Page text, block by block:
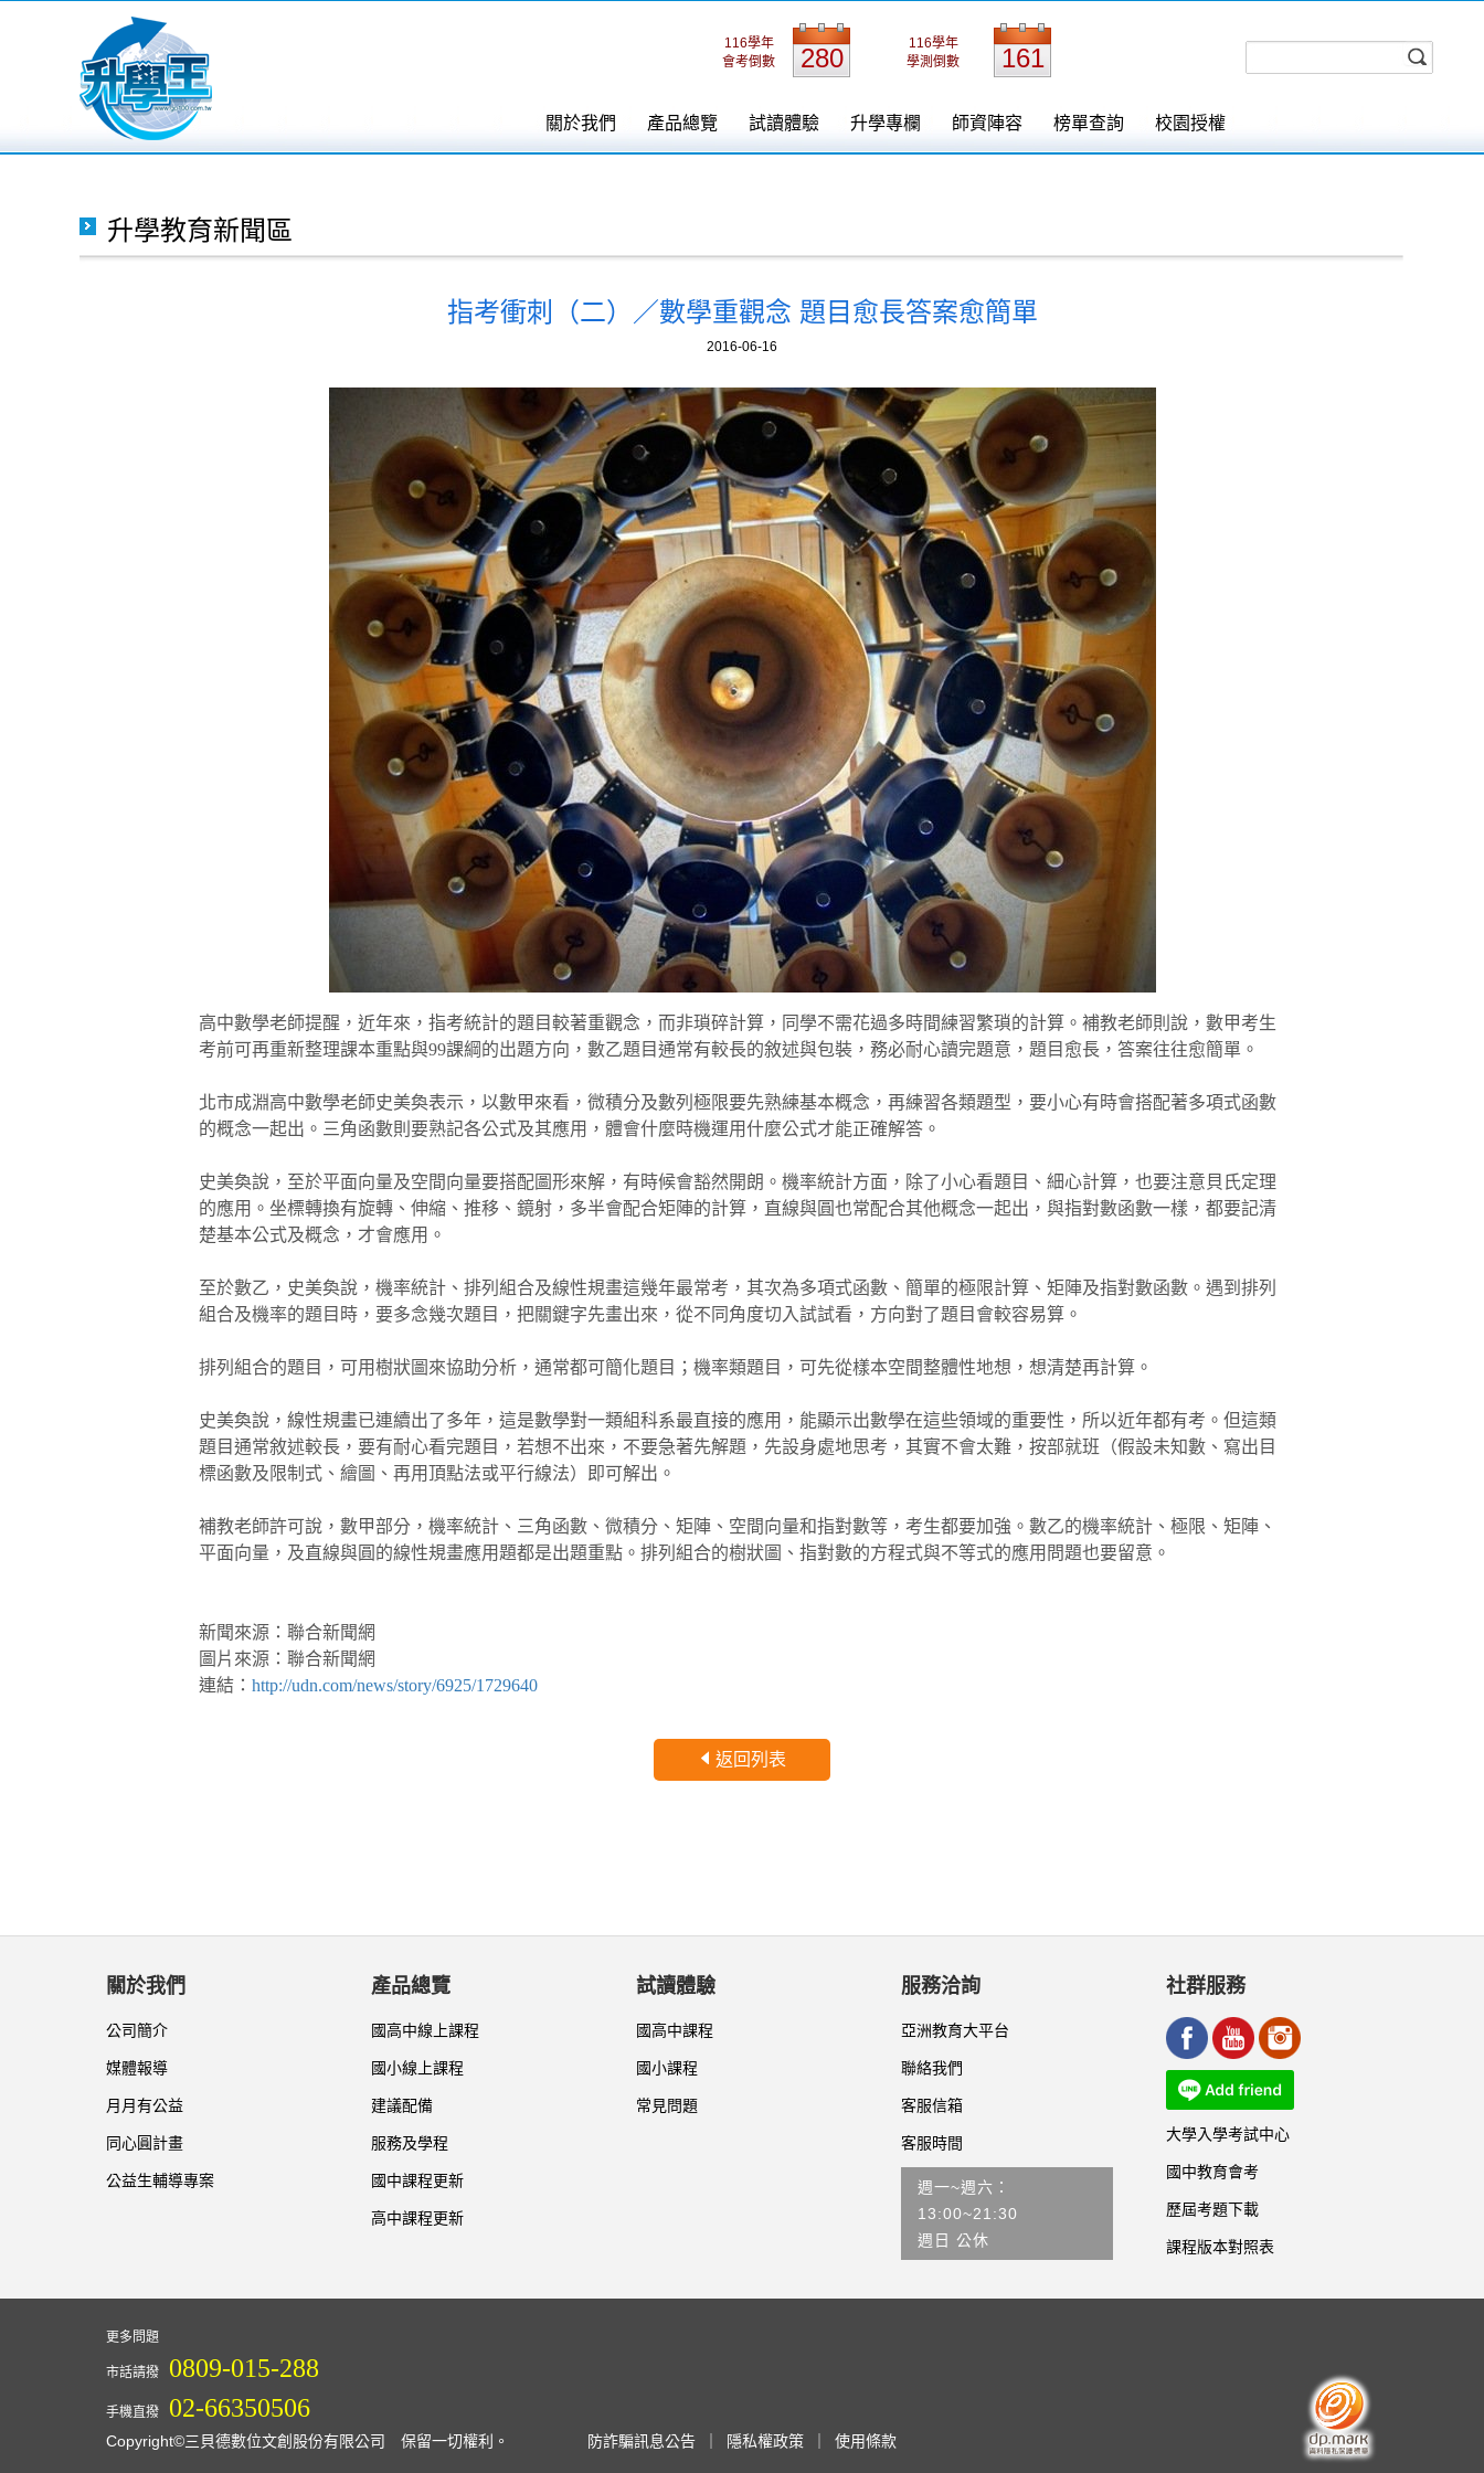
關於我們 產品總覽 試讀體驗 升學專欄 師資陣容 榜單查詢 校園授權
116學年
會考倒數
280
116學年
學測倒數
161
升學教育新聞區
指考衝刺（二）／數學重觀念 題目愈長答案愈簡單
2016-06-16
高中數學老師提醒，近年來，指考統計的題目較著重觀念，而非瑣碎計算，同學不需花過多時間練習繁瑣的計算。補教老師則說，數甲考生
考前可再重新整理課本重點與99課綱的出題方向，數乙題目通常有較長的敘述與包裝，務必耐心讀完題意，題目愈長，答案往往愈簡單。
北市成淵高中數學老師史美奐表示，以數甲來看，微積分及數列極限要先熟練基本概念，再練習各類題型，要小心有時會搭配著多項式函數
的概念一起出。三角函數則要熟記各公式及其應用，體會什麼時機運用什麼公式才能正確解答。
史美奐說，至於平面向量及空間向量要搭配圖形來解，有時候會豁然開朗。機率統計方面，除了小心看題目、細心計算，也要注意貝氏定理
的應用。坐標轉換有旋轉、伸縮、推移、鏡射，多半會配合矩陣的計算，直線與圓也常配合其他概念一起出，與指對數函數一樣，都要記清
楚基本公式及概念，才會應用。
至於數乙，史美奐說，機率統計、排列組合及線性規畫這幾年最常考，其次為多項式函數、簡單的極限計算、矩陣及指對數函數。遇到排列
組合及機率的題目時，要多念幾次題目，把關鍵字先畫出來，從不同角度切入試試看，方向對了題目會較容易算。
排列組合的題目，可用樹狀圖來協助分析，通常都可簡化題目；機率類題目，可先從樣本空間整體性地想，想清楚再計算。
史美奐說，線性規畫已連續出了多年，這是數學對一類組科系最直接的應用，能顯示出數學在這些領域的重要性，所以近年都有考。但這類
題目通常敘述較長，要有耐心看完題目，若想不出來，不要急著先解題，先設身處地思考，其實不會太難，按部就班（假設未知數、寫出目
標函數及限制式、繪圖、再用頂點法或平行線法）即可解出。
補教老師許可說，數甲部分，機率統計、三角函數、微積分、矩陣、空間向量和指對數等，考生都要加強。數乙的機率統計、極限、矩陣、
平面向量，及直線與圓的線性規畫應用題都是出題重點。排列組合的樹狀圖、指對數的方程式與不等式的應用問題也要留意。
新聞來源：聯合新聞網
圖片來源：聯合新聞網
連結： http://udn.com/news/story/6925/1729640
返回列表
關於我們
公司簡介
媒體報導
月月有公益
同心圓計畫
公益生輔導專案
產品總覽
國高中線上課程
國小線上課程
建議配備
服務及學程
國中課程更新
高中課程更新
試讀體驗
國高中課程
國小課程
常見問題
服務洽詢
亞洲教育大平台
聯絡我們
客服信箱
客服時間
週一~週六：
13:00~21:30
週日 公休
社群服務
大學入學考試中心
國中教育會考
歷屆考題下載
課程版本對照表
更多問題
市話請撥 0809-015-288
手機直撥 02-66350506
Copyright©三貝德數位文創股份有限公司 保留一切權利。 防詐騙訊息公告 隱私權政策 使用條款